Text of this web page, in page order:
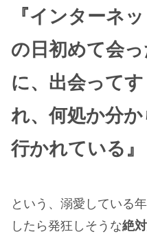
『インターネ
の日初めて会
に、出会って
れ、何処か分
行かれている』
という、溺愛している
したら発狂しそうな絶